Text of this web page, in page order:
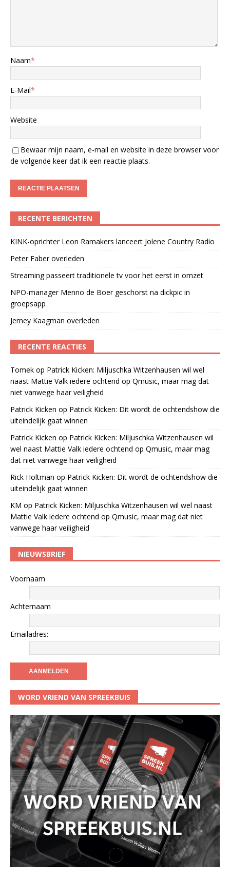
Naam*
E-Mail*
Website
Bewaar mijn naam, e-mail en website in deze browser voor
de volgende keer dat ik een reactie plaats.
RECENTE BERICHTEN
KINK-oprichter Leon Ramakers lanceert Jolene Country Radio
Peter Faber overleden
Streaming passeert traditionele tv voor het eerst in omzet
NPO-manager Menno de Boer geschorst na dickpic in
groepsapp
Jerney Kaagman overleden
RECENTE REACTIES
Tomek op Patrick Kicken: Miljuschka Witzenhausen wil wel
naast Mattie Valk iedere ochtend op Qmusic, maar mag dat
niet vanwege haar veiligheid
Patrick Kicken op Patrick Kicken: Dit wordt de ochtendshow die
uiteindelijk gaat winnen
Patrick Kicken op Patrick Kicken: Miljuschka Witzenhausen wil
wel naast Mattie Valk iedere ochtend op Qmusic, maar mag
dat niet vanwege haar veiligheid
Rick Holtman op Patrick Kicken: Dit wordt de ochtendshow die
uiteindelijk gaat winnen
KM op Patrick Kicken: Miljuschka Witzenhausen wil wel naast
Mattie Valk iedere ochtend op Qmusic, maar mag dat niet
vanwege haar veiligheid
NIEUWSBRIEF
Voornaam
Achternaam
Emailadres:
WORD VRIEND VAN SPREEKBUIS